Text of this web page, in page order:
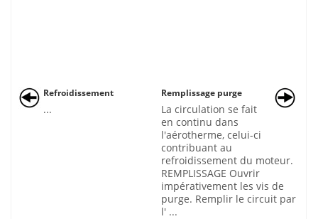
Refroidissement
...
Remplissage purge
La circulation se fait
en continu dans
l'aérotherme, celui-ci
contribuant au
refroidissement du moteur.
REMPLISSAGE Ouvrir
impérativement les vis de
purge. Remplir le circuit par
l' ...